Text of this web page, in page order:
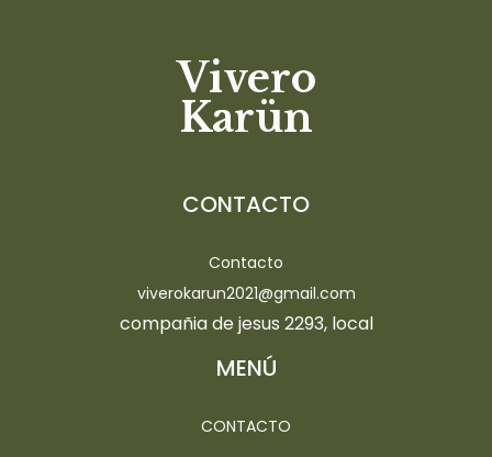
Vivero
Karün
CONTACTO
Contacto
viverokarun2021@gmail.com
compañia de jesus 2293, local
MENÚ
CONTACTO